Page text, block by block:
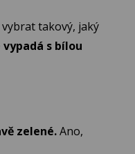
takový, jaký
s bílou
zelené.Ano,